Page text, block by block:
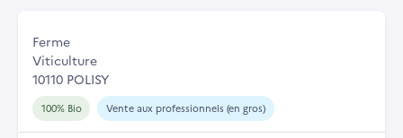
Ferme
Viticulture
10110 POLISY
100% Bio Vente aux professionnels (en gros)